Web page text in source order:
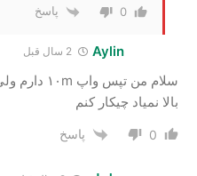
0 پاسخ
Aylin
بالا نمیاد چیکار کنم
0 پاسخ